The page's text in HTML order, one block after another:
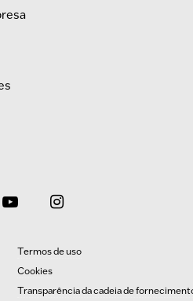
Termos de uso
Cookies
Transparência da cadeia de